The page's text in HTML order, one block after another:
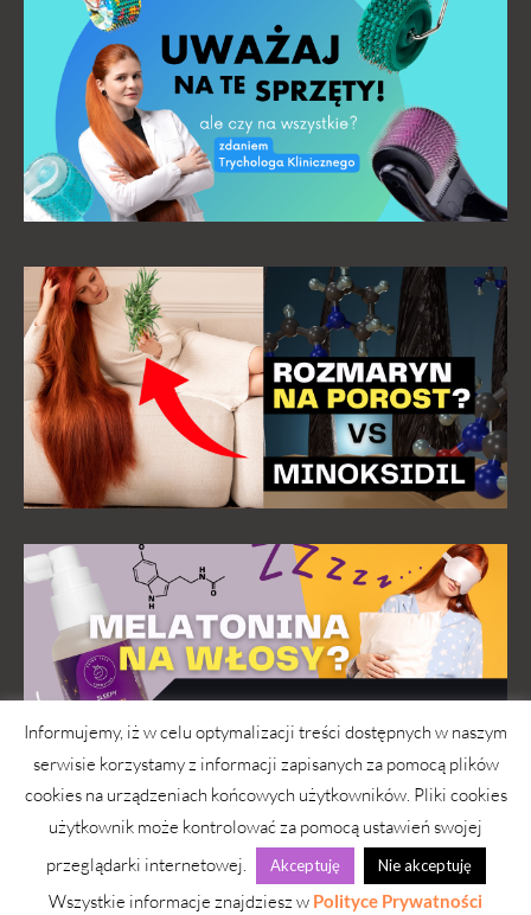
wwwlosy.pl 2026 © Copyright
Strona pod troskliwymi skrzydłami
simply yourself
Informujemy, iż w celu optymalizacji treści dostępnych w naszym
serwisie korzystamy z informacji zapisanych za pomocą plików
cookies na urządzeniach końcowych użytkowników. Pliki cookies
użytkownik może kontrolować za pomocą ustawień swojej
przeglądarki internetowej.
Akceptuję Nie akceptuję
Wszystkie informacje znajdziesz w Polityce Prywatności